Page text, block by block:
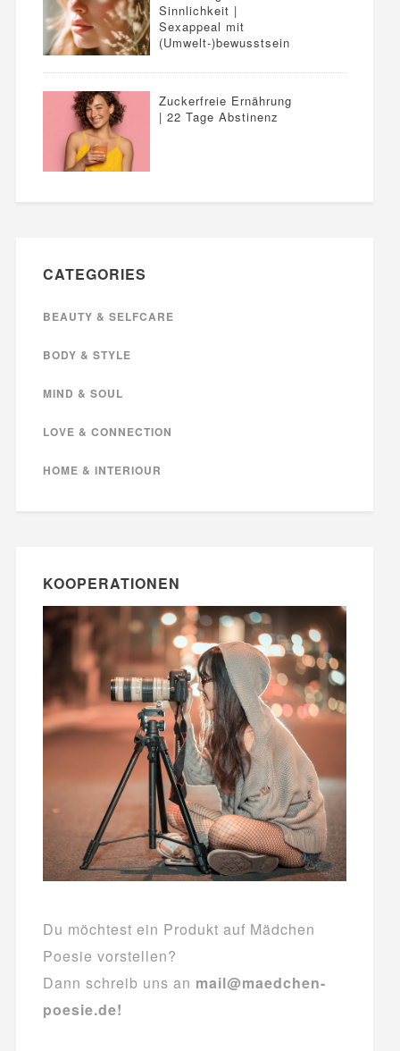
Sinnlichkeit |
Sexappeal mit
(Umwelt-)bewusstsein
Zuckerfreie Ernährung
| 22 Tage Abstinenz
CATEGORIES
BEAUTY & SELFCARE
BODY & STYLE
MIND & SOUL
LOVE & CONNECTION
HOME & INTERIOUR
KOOPERATIONEN
Du möchtest ein Produkt auf Mädchen
Poesie vorstellen?
Dann schreib uns an mail@maedchen-
poesie.de!